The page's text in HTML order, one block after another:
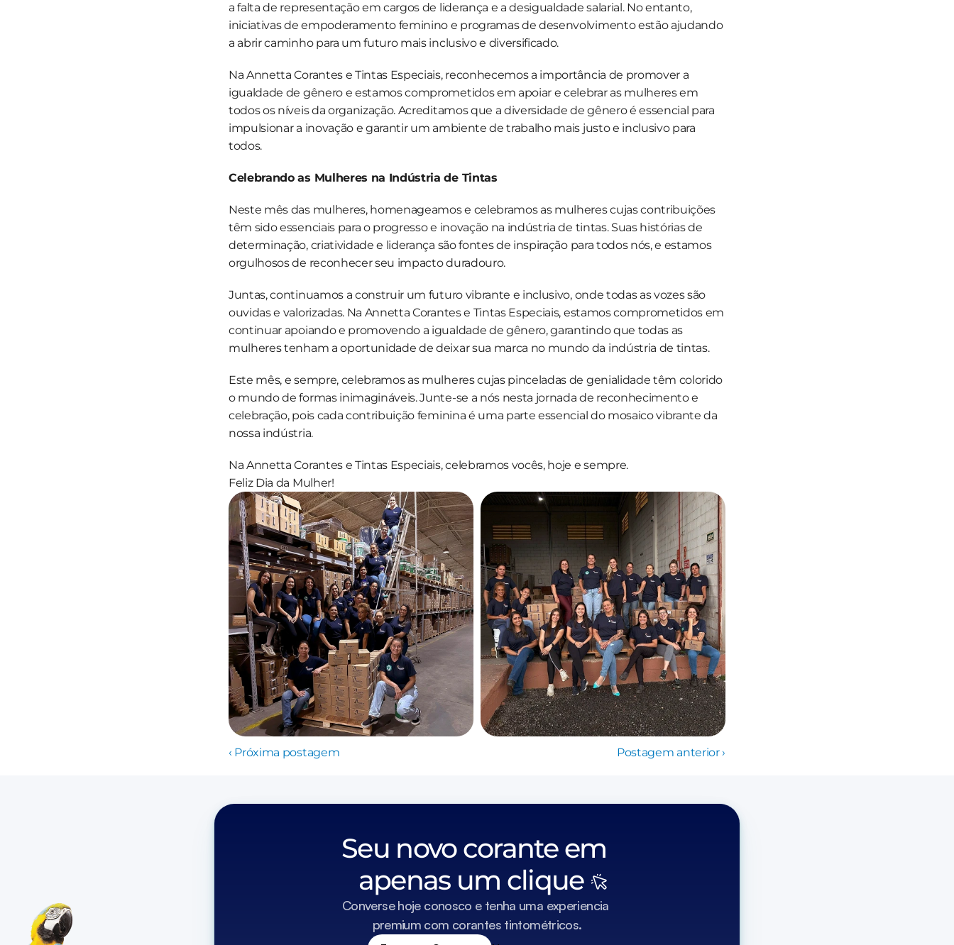
a falta de representação em cargos de liderança e a desigualdade salarial. No entanto,
iniciativas de empoderamento feminino e programas de desenvolvimento estão ajudando
a abrir caminho para um futuro mais inclusivo e diversificado.
Na Annetta Corantes e Tintas Especiais, reconhecemos a importância de promover a
igualdade de gênero e estamos comprometidos em apoiar e celebrar as mulheres em
todos os níveis da organização. Acreditamos que a diversidade de gênero é essencial para
impulsionar a inovação e garantir um ambiente de trabalho mais justo e inclusivo para
todos.
Celebrando as Mulheres na Indústria de Tintas
Neste mês das mulheres, homenageamos e celebramos as mulheres cujas contribuições
têm sido essenciais para o progresso e inovação na indústria de tintas. Suas histórias de
determinação, criatividade e liderança são fontes de inspiração para todos nós, e estamos
orgulhosos de reconhecer seu impacto duradouro.
Juntas, continuamos a construir um futuro vibrante e inclusivo, onde todas as vozes são
ouvidas e valorizadas. Na Annetta Corantes e Tintas Especiais, estamos comprometidos em
continuar apoiando e promovendo a igualdade de gênero, garantindo que todas as
mulheres tenham a oportunidade de deixar sua marca no mundo da indústria de tintas.
Este mês, e sempre, celebramos as mulheres cujas pinceladas de genialidade têm colorido
o mundo de formas inimagináveis. Junte-se a nós nesta jornada de reconhecimento e
celebração, pois cada contribuição feminina é uma parte essencial do mosaico vibrante da
nossa indústria.
Na Annetta Corantes e Tintas Especiais, celebramos vocês, hoje e sempre.
Feliz Dia da Mulher!
‹ Próxima postagem Postagem anterior ›
Seu novo corante em
apenas um clique
Converse hoje conosco e tenha uma experiencia
premium com corantes tintométricos.